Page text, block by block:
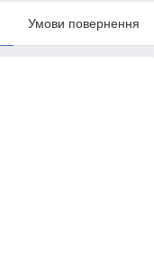
Умови повернення